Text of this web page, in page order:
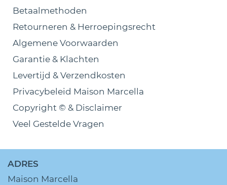
Betaalmethoden
Retourneren & Herroepingsrecht
Algemene Voorwaarden
Garantie & Klachten
Levertijd & Verzendkosten
Privacybeleid Maison Marcella
Copyright © & Disclaimer
Veel Gestelde Vragen
ADRES
Maison Marcella